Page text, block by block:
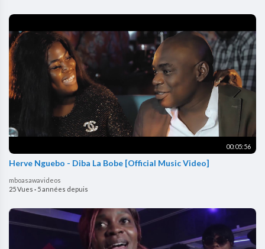
00:05:56
Herve Nguebo - Diba La Bobe [Official Music Video]
mboasawavideos
25 Vues · 5 années depuis